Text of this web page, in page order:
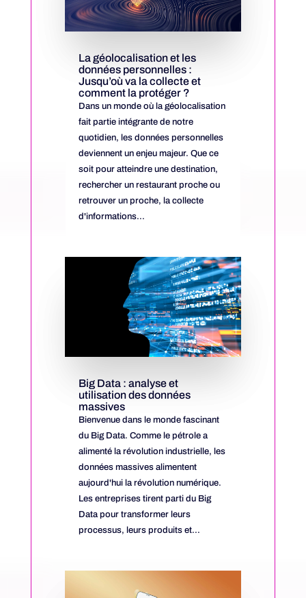
La géolocalisation et les
données personnelles :
Jusqu’où va la collecte et
comment la protéger ?
Dans un monde où la géolocalisation
fait partie intégrante de notre
quotidien, les données personnelles
deviennent un enjeu majeur. Que ce
soit pour atteindre une destination,
rechercher un restaurant proche ou
retrouver un proche, la collecte
d'informations...
Big Data : analyse et
utilisation des données
massives
Bienvenue dans le monde fascinant
du Big Data. Comme le pétrole a
alimenté la révolution industrielle, les
données massives alimentent
aujourd'hui la révolution numérique.
Les entreprises tirent parti du Big
Data pour transformer leurs
processus, leurs produits et...